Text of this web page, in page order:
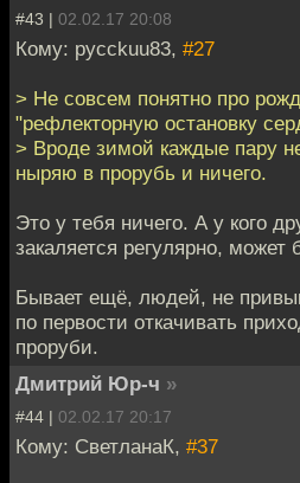
#43 | 02.02.17 20:08
Кому: pycckuu83, #27
> Не совсем понятно про
"рефлекторную остановку
> Вроде зимой каждые пару
ныряю в прорубь и ничего.
Это у тебя ничего. А у кого
закаляется регулярно, может
Бывает ещё, людей, не
по первости откачивать
проруби.
Дмитрий Юр-ч »
#44 | 02.02.17 20:17
Кому: СветланаК, #37